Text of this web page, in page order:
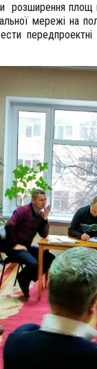
розширення площ
мережі на
передпроектні